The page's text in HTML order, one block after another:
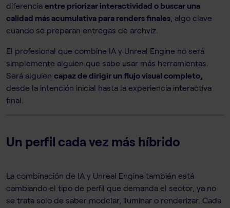
diferencia entre priorizar interactividad o buscar una
calidad más acumulativa para renders finales , algo clave
cuando se preparan entregas de archviz.
El profesional que combine IA y Unreal Engine no será
simplemente alguien que sabe usar más herramientas.
Será alguien capaz de dirigir un flujo visual completo,
desde la intención inicial hasta la experiencia interactiva
final.
Un perfil cada vez más híbrido
La combinación de IA y Unreal Engine también está
cambiando el tipo de perfil que demanda el sector, ya no
se trata solo de saber modelar, iluminar o renderizar. Cada